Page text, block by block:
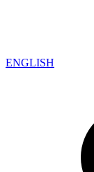
ENGLISH